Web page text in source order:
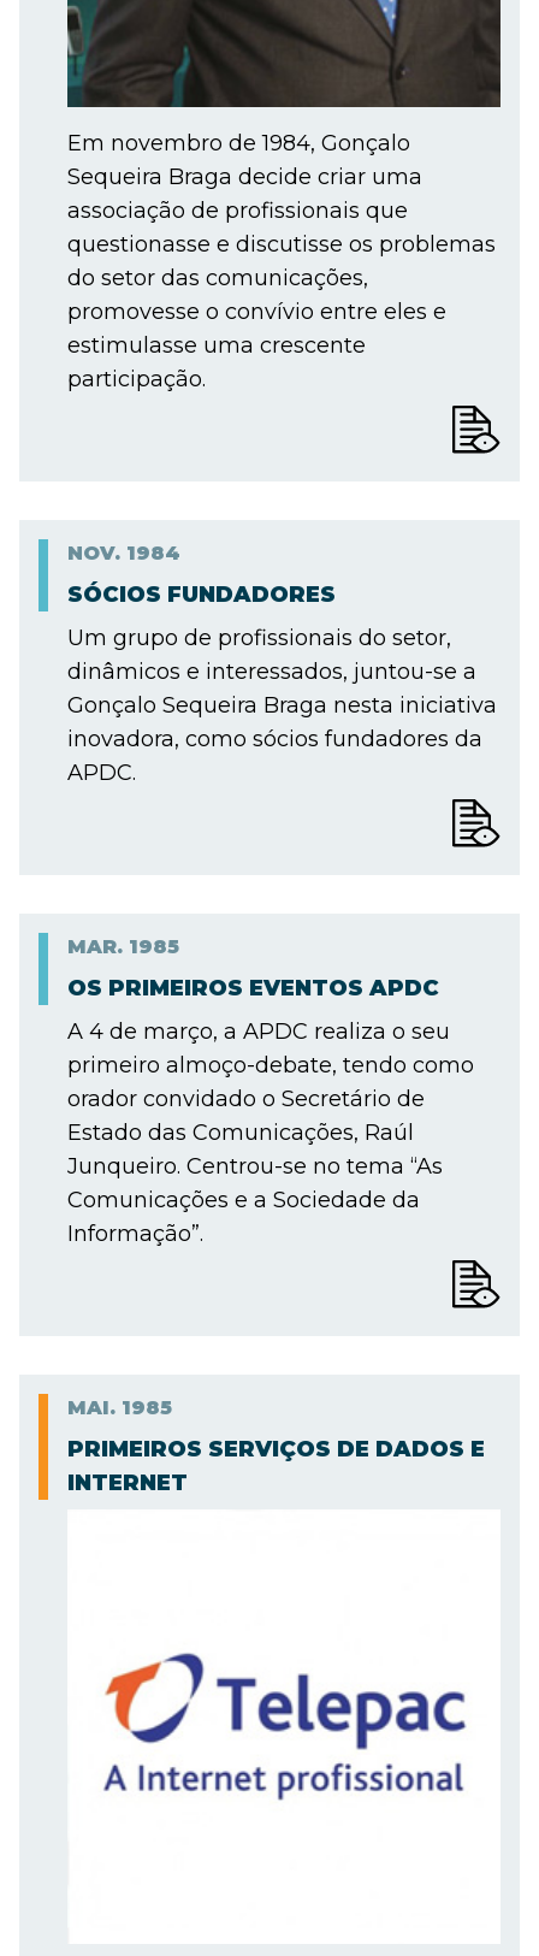
Em novembro de 1984, Gonçalo
Sequeira Braga decide criar uma
associação de profissionais que
questionasse e discutisse os problemas
do setor das comunicações,
promovesse o convívio entre eles e
estimulasse uma crescente
participação.
NOV. 1984
SÓCIOS FUNDADORES
Um grupo de profissionais do setor,
dinâmicos e interessados, juntou-se a
Gonçalo Sequeira Braga nesta iniciativa
inovadora, como sócios fundadores da
APDC.
MAR. 1985
OS PRIMEIROS EVENTOS APDC
A 4 de março, a APDC realiza o seu
primeiro almoço-debate, tendo como
orador convidado o Secretário de
Estado das Comunicações, Raúl
Junqueiro. Centrou-se no tema “As
Comunicações e a Sociedade da
Informação”.
MAI. 1985
PRIMEIROS SERVIÇOS DE DADOS E
INTERNET